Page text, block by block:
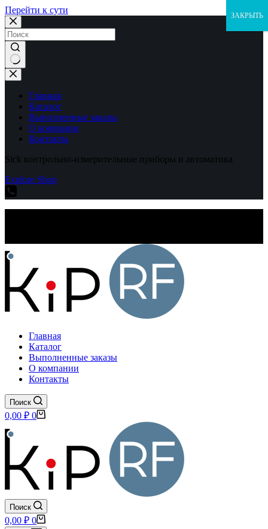
Перейти к сути
Ничего
не
найденоГлавная
Каталог
Выполненные заказы
О компании
Контакты
Sick контрольно-измерительные приборы и автоматика
Explore Shop
Главная
Каталог
Выполненные заказы
О компании
Контакты
Поиск
Корзина
0,00 ₽ 0
Поиск
Корзина
0,00 ₽ 0
ЗАКРЫТЬ